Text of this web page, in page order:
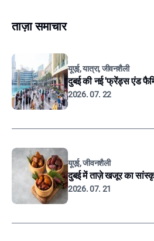
ताज़ा समाचार
यूएई, यात्रा, जीवनशैली
दुबई की नई 'फ्रेंड्स एंड
2026. 07. 22
यूएई, जीवनशैली
दुबई में ताज़े खजूर का
2026. 07. 21